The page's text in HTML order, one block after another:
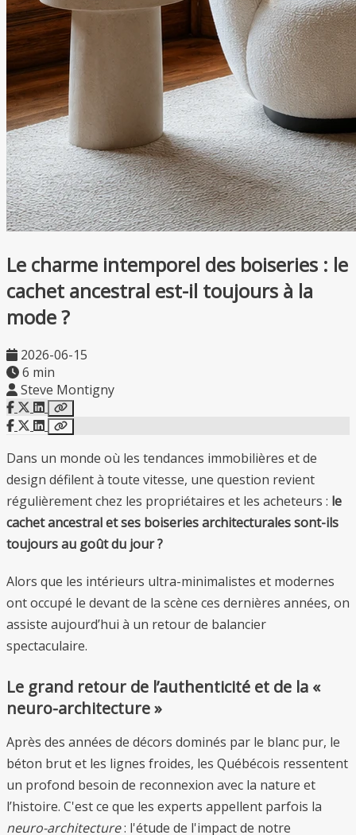
Le charme intemporel des boiseries : le
cachet ancestral est-il toujours à la
mode ?
2026-06-15
6 min
Steve Montigny
Dans un monde où les tendances immobilières et de
design défilent à toute vitesse, une question revient
régulièrement chez les propriétaires et les acheteurs : le
cachet ancestral et ses boiseries architecturales sont-ils
toujours au goût du jour ?
Alors que les intérieurs ultra-minimalistes et modernes
ont occupé le devant de la scène ces dernières années, on
assiste aujourd’hui à un retour de balancier
spectaculaire.
Le grand retour de l’authenticité et de la «
neuro-architecture »
Après des années de décors dominés par le blanc pur, le
béton brut et les lignes froides, les Québécois ressentent
un profond besoin de reconnexion avec la nature et
l’histoire. C'est ce que les experts appellent parfois la
neuro-architecture: l'étude de l'impact de notre